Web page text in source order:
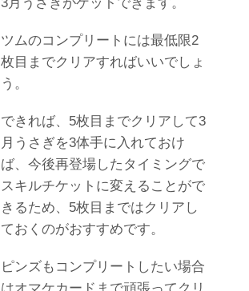
ツムのコンプリートには最低限2
枚目までクリアすればいいでしょ
う。
できれば、5枚目までクリアして3
月うさぎを3体手に入れておけ
ば、今後再登場したタイミングで
スキルチケットに変えることがで
きるため、5枚目まではクリアし
ておくのがおすすめです。
ピンズもコンプリートしたい場合